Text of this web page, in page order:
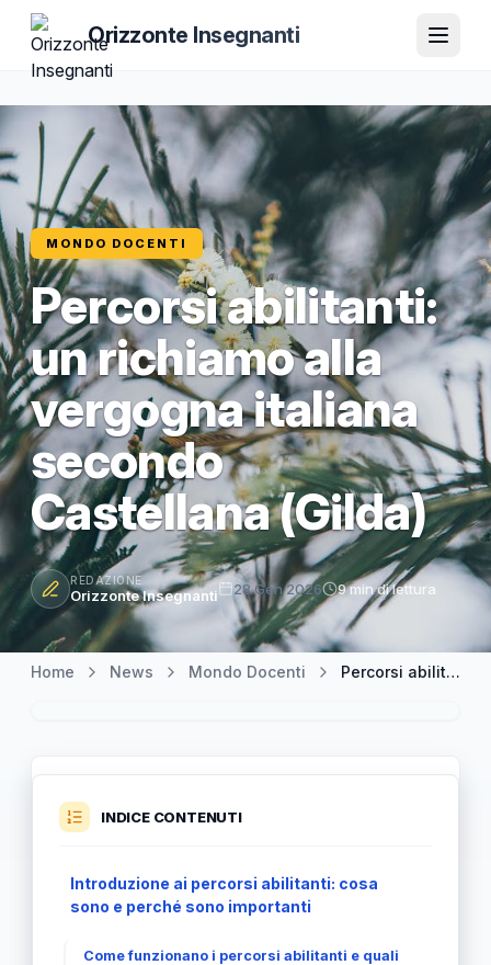
Orizzonte Insegnanti
MONDO DOCENTI
Percorsi abilitanti:
un richiamo alla
vergogna italiana
secondo
Castellana (Gilda)
REDAZIONE
Orizzonte Insegnanti 28 Gen 2026 9 min di lettura
Home News Mondo Docenti Percorsi abilitanti: un richiamo alla vergogna italiana secondo Castellana (Gilda)
INDICE CONTENUTI
Introduzione ai percorsi abilitanti: cosa
sono e perché sono importanti
Come funzionano i percorsi abilitanti e quali